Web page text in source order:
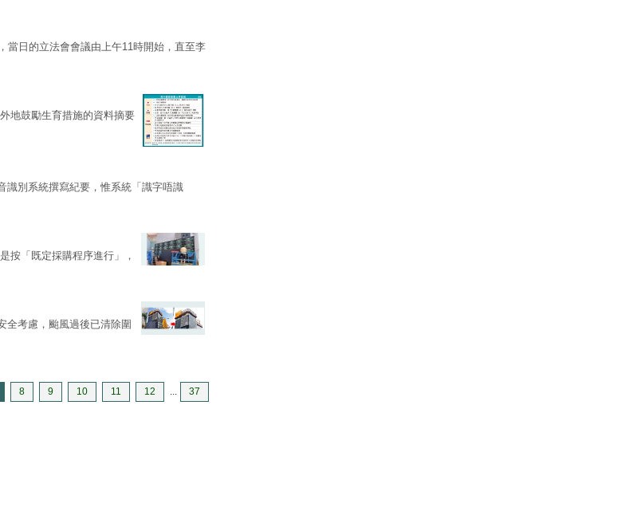
當日的立法會會議由上午11時開始，直至李
地鼓勵生育措施的資料摘要
識別系統撰寫紀要，惟系統「識字唔識
按「既定採購程序進行」，
全考慮，颱風過後已清除圍
8 9 10 11 12 37